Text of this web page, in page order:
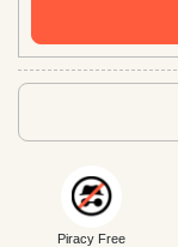
Piracy Free